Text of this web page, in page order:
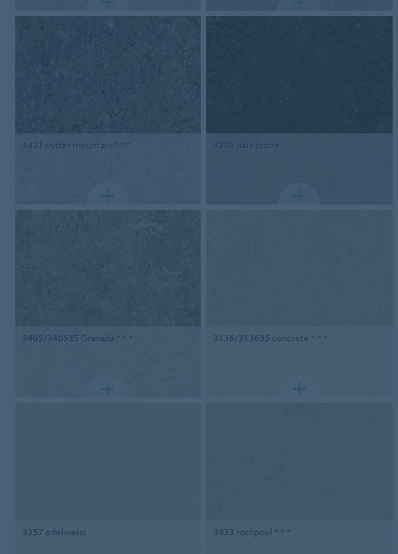
3421 oyster mountain * * * 3236 dark bistre
3405/340535 Granada * * * 3136/313635 concrete * * *
3257 edelweiss 3433 rockpool * * *